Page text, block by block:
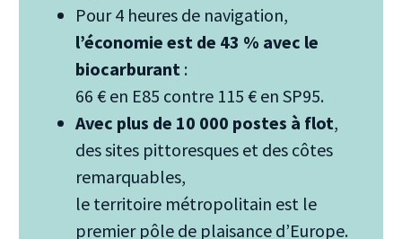
Pour 4 heures de navigation,
l’économie est de 43 % avec le
biocarburant :
66 € en E85 contre 115 € en SP95.
Avec plus de 10 000 postes à flot,
des sites pittoresques et des côtes
remarquables,
le territoire métropolitain est le
premier pôle de plaisance d’Europe.